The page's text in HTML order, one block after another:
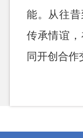
能。从往昔
传承情谊
同开创合作